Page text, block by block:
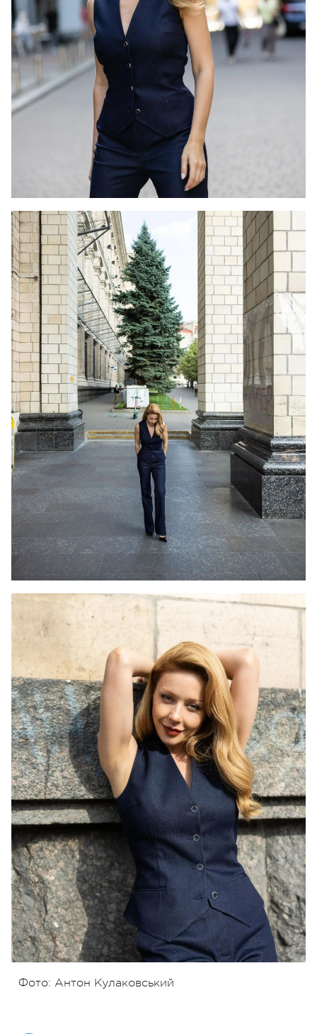
Фото: Антон Кулаковський